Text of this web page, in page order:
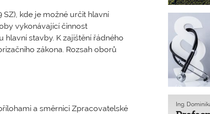
kde je možné určit hlavní
vykonávající činnost
stavby. K zajištění řádného
zákona. Rozsah oborů
a směrnici Zpracovatelské
Ing.